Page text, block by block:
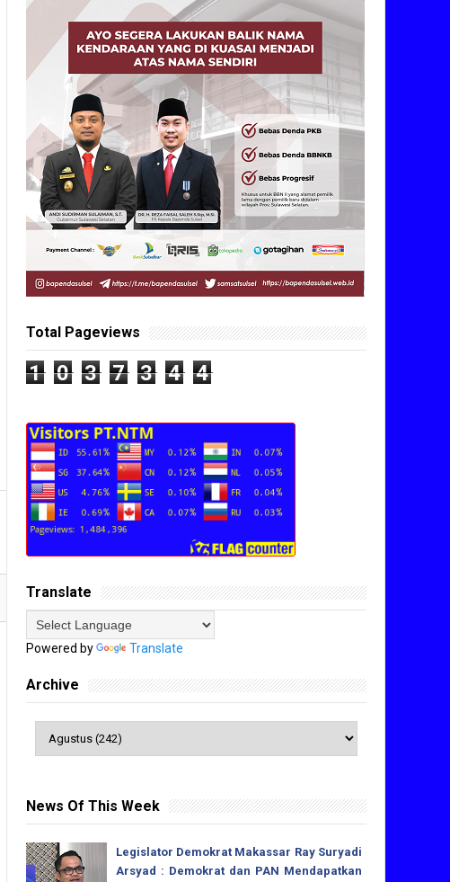
Total Pageviews
1 0 3 7 3 4 4
Translate
Powered by Translate
Archive
News Of This Week
Legislator Demokrat Makassar Ray Suryadi
Arsyad : Demokrat dan PAN Mendapatkan